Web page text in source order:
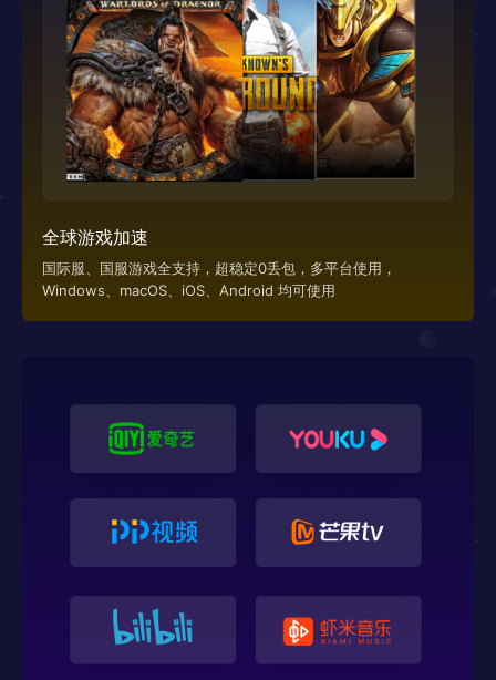
全球游戏加速
国际服、国服游戏全支持，超稳定0丢包，多平台使用，
Windows、macOS、iOS、Android 均可使用